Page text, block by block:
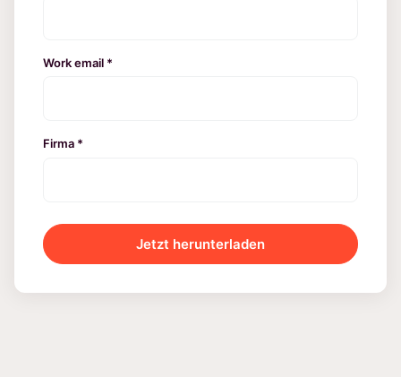
Work email *
Firma *
Jetzt herunterladen